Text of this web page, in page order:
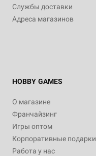
Службы доставки
Адреса магазинов
HOBBY GAMES
О магазине
Франчайзинг
Игры оптом
Корпоративные подарки
Работа у нас